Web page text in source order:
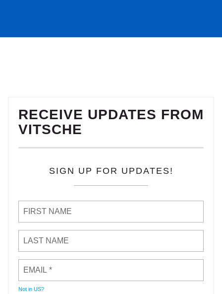
RECEIVE UPDATES FROM
VITSCHE
SIGN UP FOR UPDATES!
Not in US?